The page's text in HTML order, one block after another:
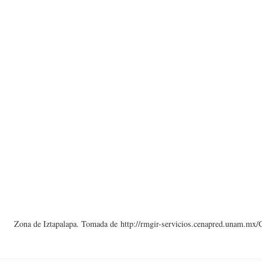
Zona de Iztapalapa. Tomada de http://rmgir-servicios.cenapred.unam.mx/